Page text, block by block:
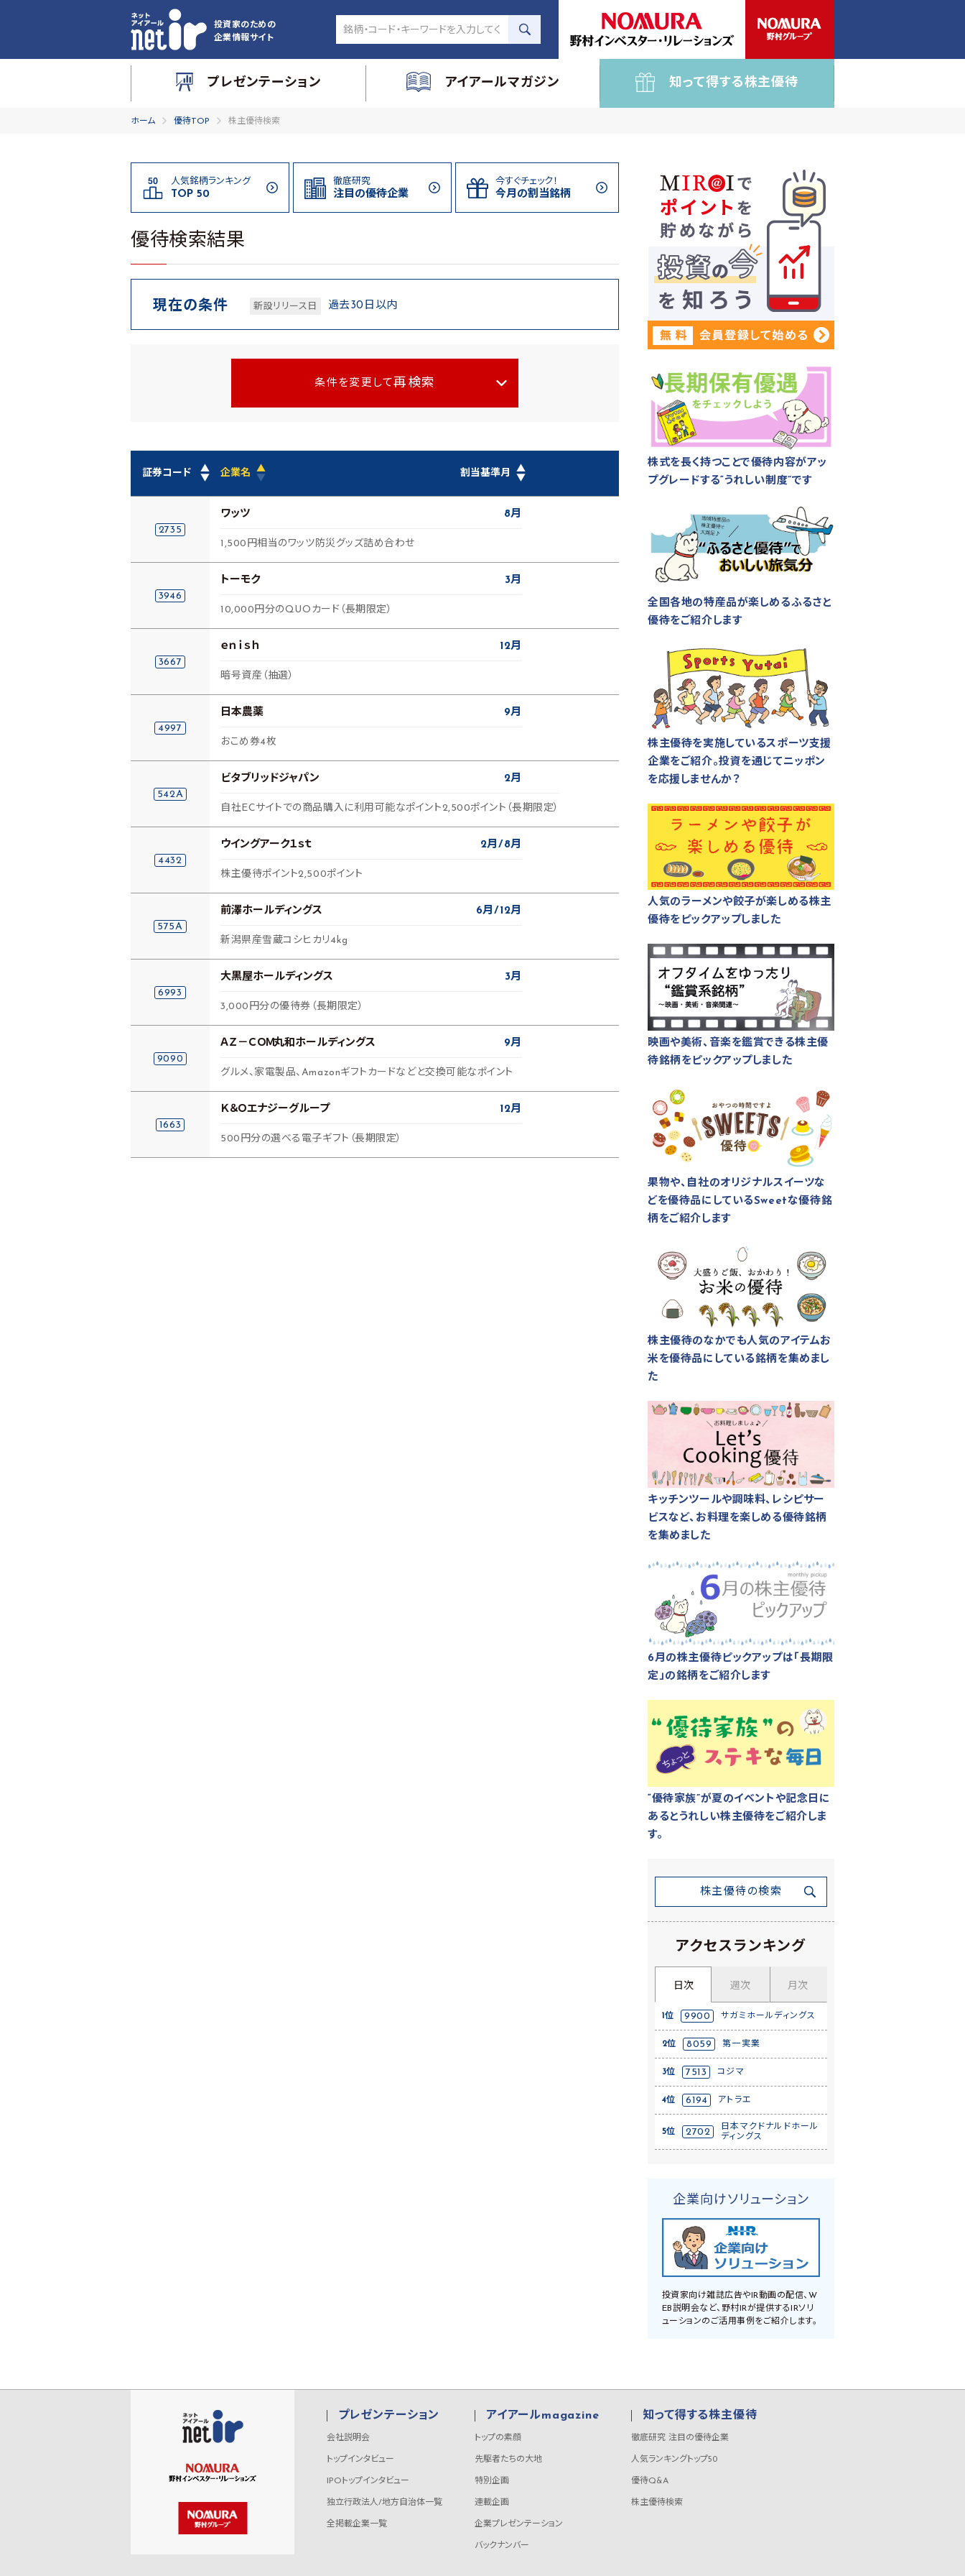
投資家のための
企業情報サイト
プレゼンテーション アイアールマガジン 知って得する株主優待
ホーム 優待TOP 株主優待検索
人気銘柄ランキング
TOP 50
徹底研究
注目の優待企業
今すぐチェック！
今月の割当銘柄
優待検索結果
現在の条件 新設リリース日 過去30日以内
条件を変更して 再検索
▲
証券コード ▼
▲
企業名 ▼
▲
割当基準月 ▼
2735
ワッツ 8月
1,500円相当のワッツ防災グッズ詰め合わせ
3946
トーモク 3月
10,000円分のQUOカード（長期限定）
3667
ｅｎｉｓｈ 12月
暗号資産（抽選）
4997
日本農薬 9月
おこめ券4枚
542A
ビタブリッドジャパン 2月
自社ECサイトでの商品購入に利用可能なポイント2,500ポイント（長期限定）
4432
ウイングアーク１ｓｔ 2月 8月
株主優待ポイント2,500ポイント
575A
前澤ホールディングス 6月 12月
新潟県産雪蔵コシヒカリ4kg
6993
大黒屋ホールディングス 3月
3,000円分の優待券（長期限定）
9090
ＡＺ－ＣＯＭ丸和ホールディングス 9月
グルメ、家電製品、Amazonギフトカードなどと交換可能なポイント
1663
Ｋ＆Ｏエナジーグループ 12月
500円分の選べる電子ギフト（長期限定）
株式を長く持つことで優待内容がアッ
プグレードする“うれしい制度”です
全国各地の特産品が楽しめるふるさと
優待をご紹介します
株主優待を実施しているスポーツ支援
企業をご紹介。投資を通じてニッポン
を応援しませんか？
人気のラーメンや餃子が楽しめる株主
優待をピックアップしました
映画や美術、音楽を鑑賞できる株主優
待銘柄をピックアップしました
果物や、自社のオリジナルスイーツな
どを優待品にしているSweetな優待銘
柄をご紹介します
株主優待のなかでも人気のアイテムお
米を優待品にしている銘柄を集めまし
た
キッチンツールや調味料、レシピサー
ビスなど、お料理を楽しめる優待銘柄
を集めました
6月の株主優待ピックアップは「長期限
定」の銘柄をご紹介します
“優待家族”が夏のイベントや記念日に
あるとうれしい株主優待をご紹介しま
す。
株主優待の検索
アクセスランキング
日次 週次 月次
1位 9900 サガミホールディングス
2位 8059 第一実業
3位 7513 コジマ
4位 6194 アトラエ
5位 2702
日本マクドナルドホール
ディングス
企業向けソリューション
投資家向け雑誌広告やIR動画の配信、W
EB説明会など、野村IRが提供するIRソリ
ューションのご活用事例をご紹介します。
プレゼンテーション
会社説明会
トップインタビュー
IPOトップインタビュー
独立行政法人/地方自治体一覧
全掲載企業一覧
アイアールmagazine
トップの素顔
先駆者たちの大地
特別企画
連載企画
企業プレゼンテーション
バックナンバー
知って得する株主優待
徹底研究 注目の優待企業
人気ランキングトップ50
優待Q&A
株主優待検索